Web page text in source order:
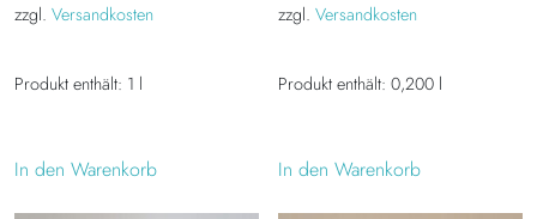
zzgl. Versandkosten
Produkt enthält: 1 l
In den Warenkorb
zzgl.Versandkosten
Produkt enthält: 0,200 l
In den Warenkorb